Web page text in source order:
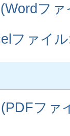
フ
ファイ
ファ